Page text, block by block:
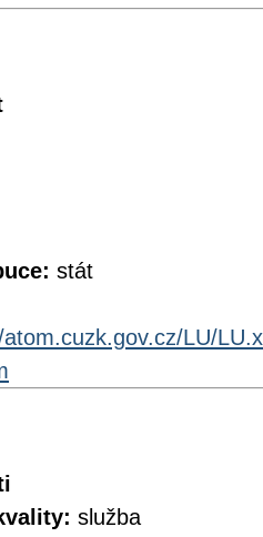
stát
atom.cuzk.gov.cz/LU/
služba